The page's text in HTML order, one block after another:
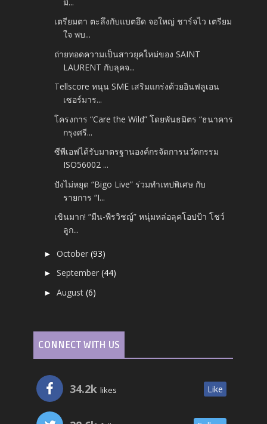
เตรียมตา ตะลึงกับแบตอึด จอใหญ่ ชาร์จไว เตรียม
ใจ พบ...
ถ่ายทอดความเป็นสาวยุคใหม่ของ SAINT
LAURENT กับลุคจ...
Tellscore หนุน SME เสริมแกร่งด้วยอินฟลูเอน
เซอร์มาร...
โครงการ “Care the Wild” โดยพันธมิตร “ธนาคาร
กรุงศรี...
ซีพีเอฟได้รับมาตรฐานองค์กรจัดการนวัตกรรม
ISO56002 ...
ปังไม่หยุด “Bigo Live” ร่วมทำเทปพิเศษ กับ
รายการ “I...
เขินมาก! “มีน-พีรวิชญ์” หนุ่มหล่อลุคโอปป้า โชว์
ลูก...
►October(93)
►September(44)
►August(6)
CONNECT WITH US
34.2k likes Like